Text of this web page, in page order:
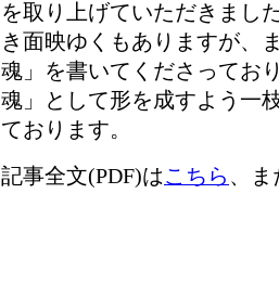
を取り上げていただきまし
き面映ゆくもありますが、
魂」を書いてくださってお
魂」として形を成すよう一
ております。
記事全文(PDF)はこちら 、ま